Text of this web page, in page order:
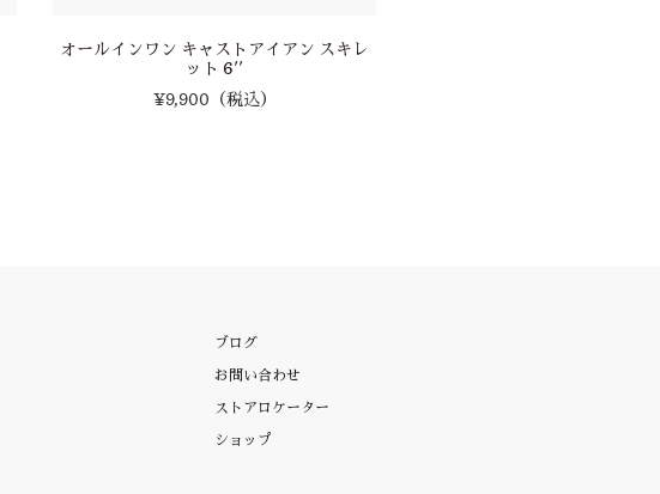
オールインワン キャストアイアン スキレ
ット 6''
¥9,900 （税込）
ブログ
お問い合わせ
ストアロケーター
ショップ